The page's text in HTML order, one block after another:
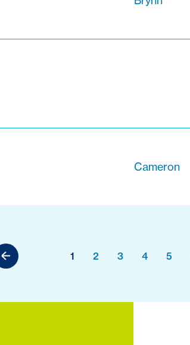
Cameron
1 2 3 4 5